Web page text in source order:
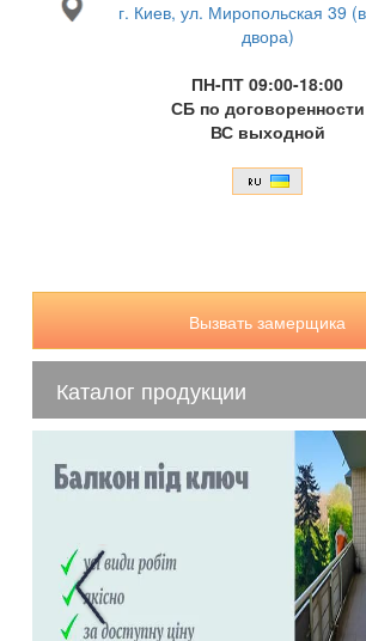
г. Киев, ул. Миропольская 39
двора)
ПН-ПТ 09:00-18:00
СБ по договоренности
ВС выходной
Вызвать замерщика
Каталог продукции